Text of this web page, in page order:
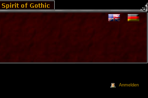
Anmelden